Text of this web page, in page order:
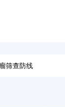
筛查防线